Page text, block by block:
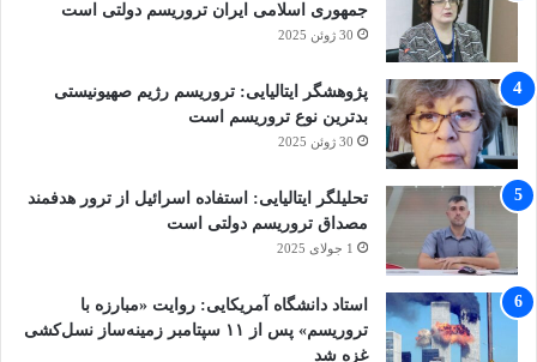
اردیبهشت مطرح کردند که هم اکنون موجودیت
سازمان زیر سوال رفته است و بخاطر این، تنها راه
ما توسل به شکنجه است. در تحلیلی که به ما دادند
گفتند هم اکنون شکنجه می‌کنیم، اما وقتی به
حکومت رسیدیم، دیگر شکنجه نمی‌کنیم. در این
راستا اعضای سازمان با گرفتن خط شکنجه، اقدام
به ربودن آقای عباس عفت‌روش با شغل کفاش و
جمهوری اسلامی ایران تروریسم دولتی است
30 ژوئن 2025
پژوهشگر ایتالیایی: تروریسم رژیم صهیونیستی
بدترین نوع تروریسم است
30 ژوئن 2025
تحلیلگر ایتالیایی: استفاده اسرائیل از ترور هدفمند
مصداق تروریسم دولتی است
1 جولای 2025
استاد دانشگاه آمریکایی: روایت «مبارزه با
تروریسم» پس از ۱۱ سپتامبر زمینه‌ساز نسل‌کشی
غزه شد